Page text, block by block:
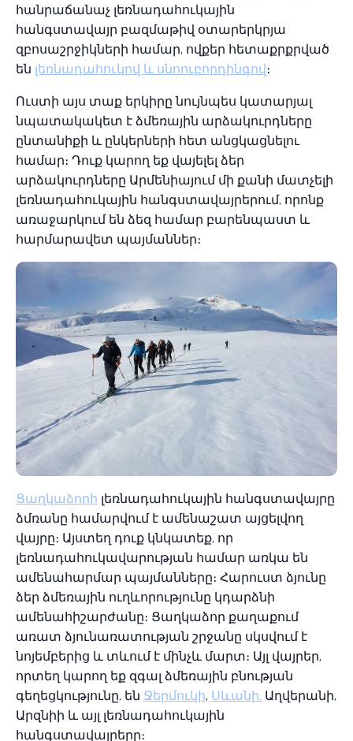
հանրաճանաչ լեռնադահուկային
հանգստավայր բազմաթիվ օտարերկրյա
զբոսաշրջիկների համար, ովքեր հետաքրքրված
են լեռնադահուկով և սնոուբորդինգով ։
Ուստի այս տաք երկիրը նույնպես կատարյալ
նպատակակետ է ձմեռային արձակուրդները
ընտանիքի և ընկերների հետ անցկացնելու
համար։ Դուք կարող եք վայելել ձեր
արձակուրդները Արմենիայում մի քանի մատչելի
լեռնադահուկային հանգստավայրերում, որոնք
առաջարկում են ձեզ համար բարենպաստ և
հարմարավետ պայմաններ։
Ցաղկաձորի լեռնադահուկային հանգստավայրը
ձմռանը համարվում է ամենաշատ այցելվող
վայրը։ Այստեղ դուք կնկատեք, որ
լեռնադահուկավարության համար առկա են
ամենահարմար պայմանները։ Հարուստ ձյունը
ձեր ձմեռային ուղևորությունը կդարձնի
ամենահիշարժանը։ Ցաղկաձոր քաղաքում
առատ ձյունառատության շրջանը սկսվում է
նոյեմբերից և տևում է մինչև մարտ։ Այլ վայրեր,
որտեղ կարող եք զգալ ձմեռային բնության
գեղեցկությունը, են Ջերմուկի, Սևանի, Աղվերանի,
Արզնիի և այլ լեռնադահուկային
հանգստավայրերը։